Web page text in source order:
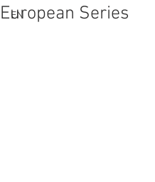
EN
European Series